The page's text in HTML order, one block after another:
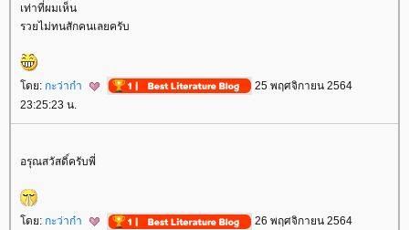
เท่าที่ผมเห็น
รวยไม่ทนสักคนเลยครับ
ดย: กะว่าก๋า
25 พฤศจิกายน 2564
23:25:23 น.
อรุณสวัสดิ์ครับพี่
ดย: กะว่าก๋า
26 พฤศจิกายน 2564